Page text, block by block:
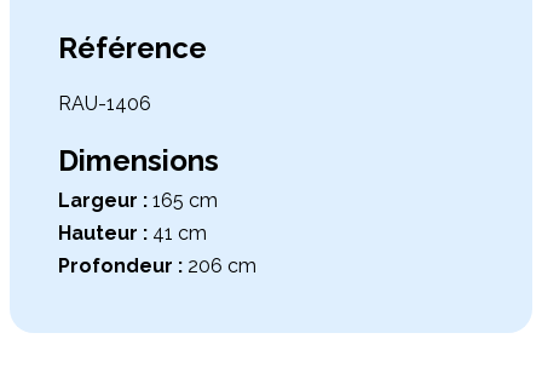
Référence
RAU-1406
Dimensions
Largeur : 165 cm
Hauteur : 41 cm
Profondeur : 206 cm